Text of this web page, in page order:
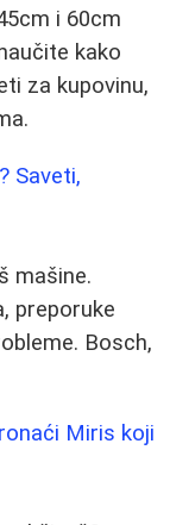
i 60cm
kako
za kupovinu,
Saveti,
mašine.
preporuke
Bosch,
Miris koji